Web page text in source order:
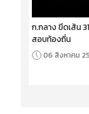
ก.กลาง ขีดเส้น
สอบท้องถิ่น
06 สิงหาคม